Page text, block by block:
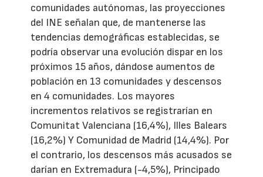
comunidades autónomas, las proyecciones
del INE señalan que, de mantenerse las
tendencias demográficas establecidas, se
podría observar una evolución dispar en los
próximos 15 años, dándose aumentos de
población en 13 comunidades y descensos
en 4 comunidades. Los mayores
incrementos relativos se registrarían en
Comunitat Valenciana (16,4%), Illes Balears
(16,2%) Y Comunidad de Madrid (14,4%). Por
el contrario, los descensos más acusados se
darían en Extremadura (-4,5%), Principado